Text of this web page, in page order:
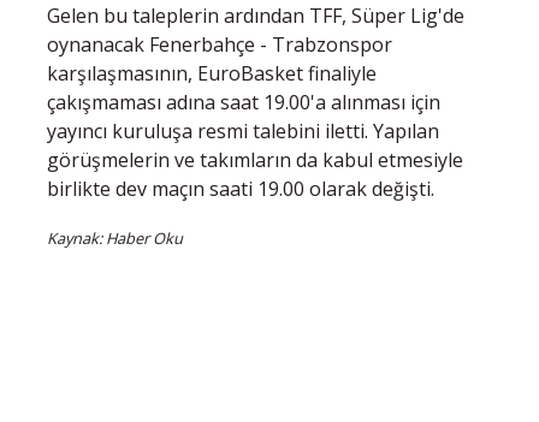
Gelen bu taleplerin ardından TFF, Süper Lig'de
oynanacak Fenerbahçe - Trabzonspor
karşılaşmasının, EuroBasket finaliyle
çakışmaması adına saat 19.00'a alınması için
yayıncı kuruluşa resmi talebini iletti. Yapılan
görüşmelerin ve takımların da kabul etmesiyle
birlikte dev maçın saati 19.00 olarak değişti.
Kaynak: Haber Oku